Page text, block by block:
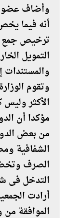
وأضاف عضو
أنه فيما
ترخيص جمع
التمويل
والمستندات
الأكثر
مؤكدا أن
من بعض
الشفافية
الصرف
التدخل فى
أرادت